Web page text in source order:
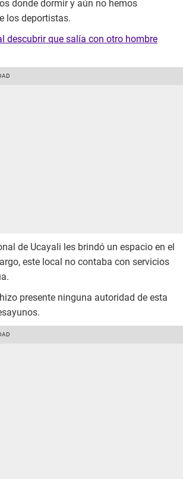
donde dormir y aún no hemos
los deportistas.
descubrir que salía con otro hombre
de Ucayali les brindó un espacio en el
este local no contaba con servicios
presente ninguna autoridad de esta